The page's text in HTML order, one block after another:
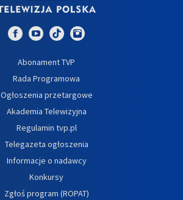
Abonament TVP
Rada Programowa
Ogłoszenia przetargowe
Akademia Telewizyjna
Regulamin tvp.pl
Telegazeta ogłoszenia
Informacje o nadawcy
Konkursy
Zgłoś program (ROPAT)